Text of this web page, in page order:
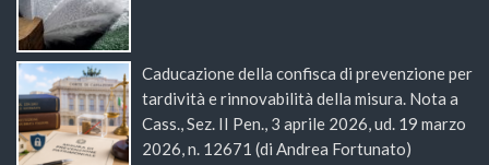
Caducazione della confisca di prevenzione per
tardività e rinnovabilità della misura. Nota a
Cass., Sez. II Pen., 3 aprile 2026, ud. 19 marzo
2026, n. 12671 (di Andrea Fortunato)